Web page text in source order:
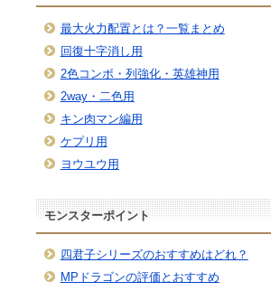
最大火力配置とは？一覧まとめ
回復十字消し用
2色コンボ・列強化・英雄神用
2way・二色用
キン肉マン編用
ケプリ用
ヨウユウ用
モンスターポイント
四君子シリーズのおすすめはどれ？
MPドラゴンの評価とおすすめ